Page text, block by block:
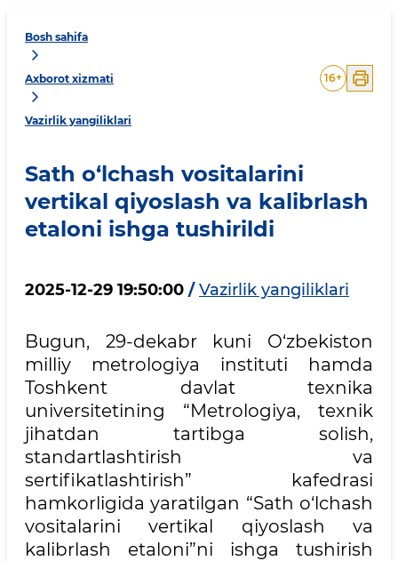
Bosh sahifa
Axborot xizmati
Vazirlik yangiliklari
16+
Sath o‘lchash vositalarini
vertikal qiyoslash va kalibrlash
etaloni ishga tushirildi
2025-12-29 19:50:00 / Vazirlik yangiliklari
Bugun, 29-dekabr kuni O‘zbekiston
milliy metrologiya instituti hamda
Toshkent davlat texnika
universitetining “Metrologiya, texnik
jihatdan tartibga solish,
standartlashtirish va
sertifikatlashtirish” kafedrasi
hamkorligida yaratilgan “Sath o‘lchash
vositalarini vertikal qiyoslash va
kalibrlash etaloni”ni ishga tushirish